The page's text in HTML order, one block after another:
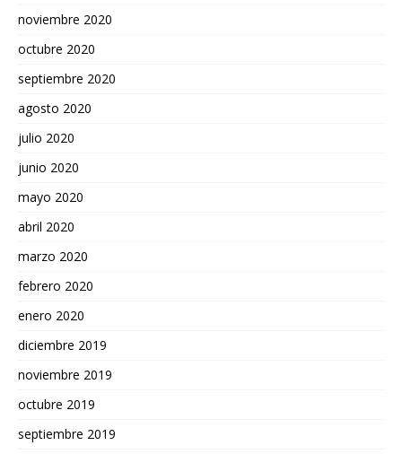
noviembre 2020
octubre 2020
septiembre 2020
agosto 2020
julio 2020
junio 2020
mayo 2020
abril 2020
marzo 2020
febrero 2020
enero 2020
diciembre 2019
noviembre 2019
octubre 2019
septiembre 2019